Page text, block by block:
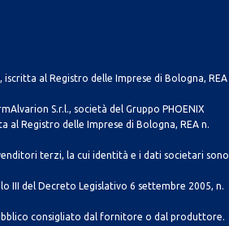
al Registro delle Imprese di Bologna, REA
S.r.l., società del Gruppo PHOENIX
al Registro delle Imprese di Bologna, REA n.
terzi, la cui identità e i dati societari sono
III del Decreto Legislativo 6 settembre 2005, n.
consigliato dal fornitore o dal produttore.